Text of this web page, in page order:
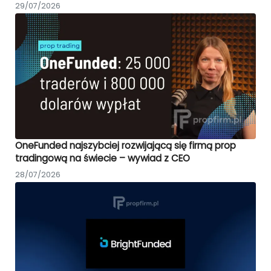
29/07/2026
OneFunded najszybciej rozwijającą się firmą prop
tradingową na świecie – wywiad z CEO
28/07/2026